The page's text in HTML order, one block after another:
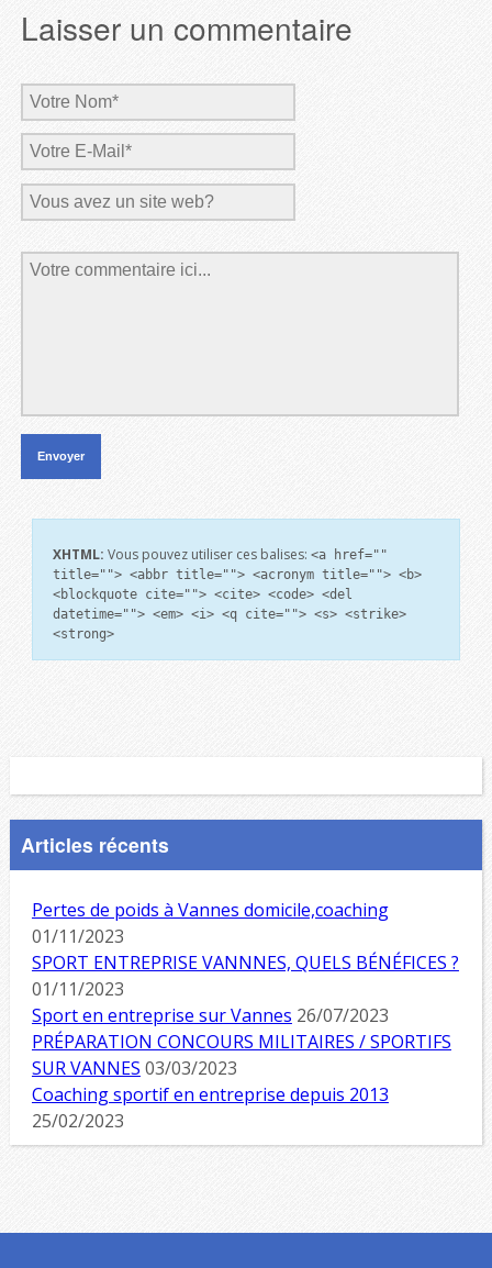
Laisser un commentaire
XHTML: Vous pouvez utiliser ces balises: <a href=""
title=""> <abbr title=""> <acronym title=""> <b>
<blockquote cite=""> <cite> <code> <del
datetime=""> <em> <i> <q cite=""> <s> <strike>
<strong>
Articles récents
Pertes de poids à Vannes domicile,coaching
01/11/2023
SPORT ENTREPRISE VANNNES, QUELS BÉNÉFICES ?
01/11/2023
Sport en entreprise sur Vannes 26/07/2023
PRÉPARATION CONCOURS MILITAIRES / SPORTIFS
SUR VANNES 03/03/2023
Coaching sportif en entreprise depuis 2013
25/02/2023